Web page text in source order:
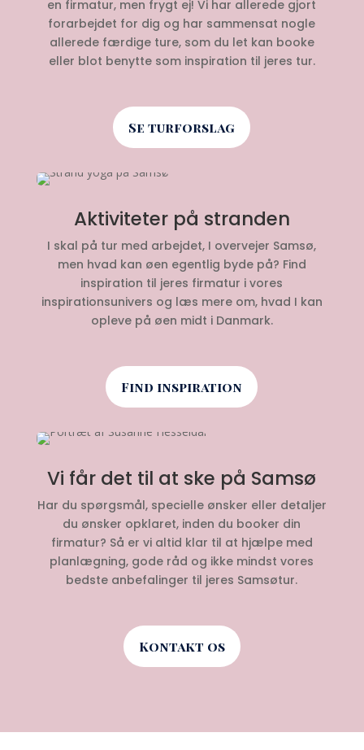
en firmatur, men frygt ej! Vi har allerede gjort
forarbejdet for dig og har sammensat nogle
allerede færdige ture, som du let kan booke
eller blot benytte som inspiration til jeres tur.
Se turforslag
Aktiviteter på stranden
I skal på tur med arbejdet, I overvejer Samsø,
men hvad kan øen egentlig byde på? Find
inspiration til jeres firmatur i vores
inspirationsunivers og læs mere om, hvad I kan
opleve på øen midt i Danmark.
Find inspiration
Vi får det til at ske på Samsø
Har du spørgsmål, specielle ønsker eller detaljer
du ønsker opklaret, inden du booker din
firmatur? Så er vi altid klar til at hjælpe med
planlægning, gode råd og ikke mindst vores
bedste anbefalinger til jeres Samsøtur.
Kontakt os